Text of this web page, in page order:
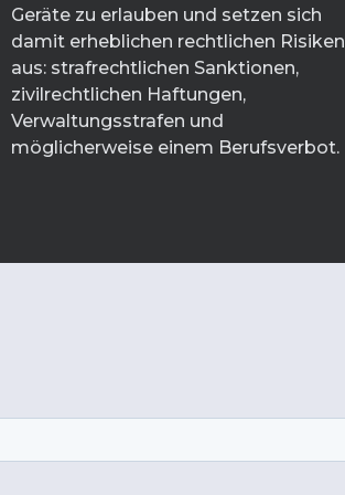
Geräte zu erlauben und setzen sich
damit erheblichen rechtlichen Risiken
aus: strafrechtlichen Sanktionen,
zivilrechtlichen Haftungen,
Verwaltungsstrafen und
möglicherweise einem Berufsverbot.